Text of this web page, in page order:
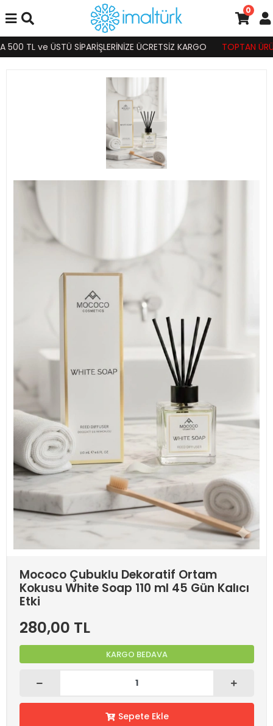
TL ve ÜSTÜ SİPARİŞLERİNİZE ÜCRETSİZ KARGO TOPTAN
0
Mococo Çubuklu Dekoratif Ortam
Kokusu White Soap 110 ml 45 Gün Kalıcı
Etki
280,00 TL
KARGO BEDAVA
Sepete Ekle